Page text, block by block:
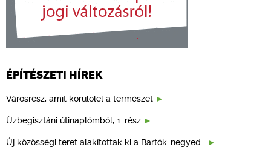
ÉPÍTÉSZETI HÍREK
Városrész, amit körülölel a természet
Üzbegisztáni útinaplómból, 1. rész
Új közösségi teret alakítottak ki a Bartók-negyed…